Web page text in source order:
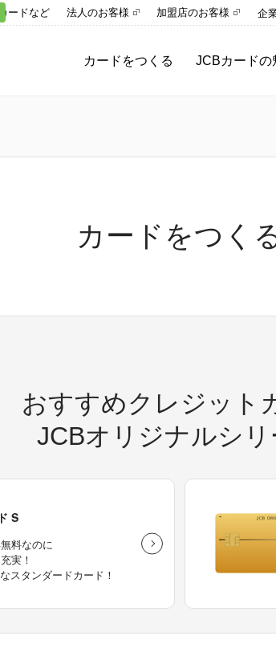
カードをつくる JCBカードの
ードなど 法人のお客様 加盟店のお客様 企
カードをつく
おすすめクレジット
JCBオリジナルシ
S
料なのに
実！
スタンダードカード！